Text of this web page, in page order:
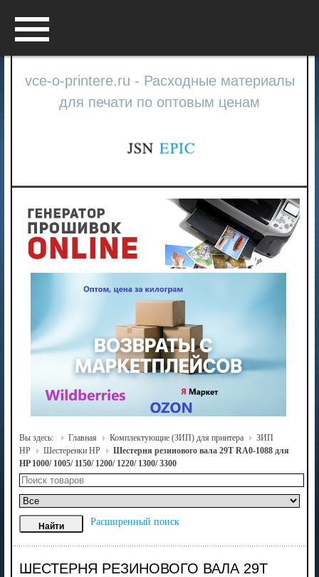
vce-o-printere.ru - Расходные материалы
для печати по оптовым ценам
Вы здесь: Главная Комплектующие (ЗИП) для принтера
ЗИП
HP
Шестеренки HP
Шестерня резинового вала 29T RA0-1088 для
HP 1000/ 1005/ 1150/ 1200/ 1220/ 1300/ 3300
Расширенный поиск
ШЕСТЕРНЯ РЕЗИНОВОГО ВАЛА 29T